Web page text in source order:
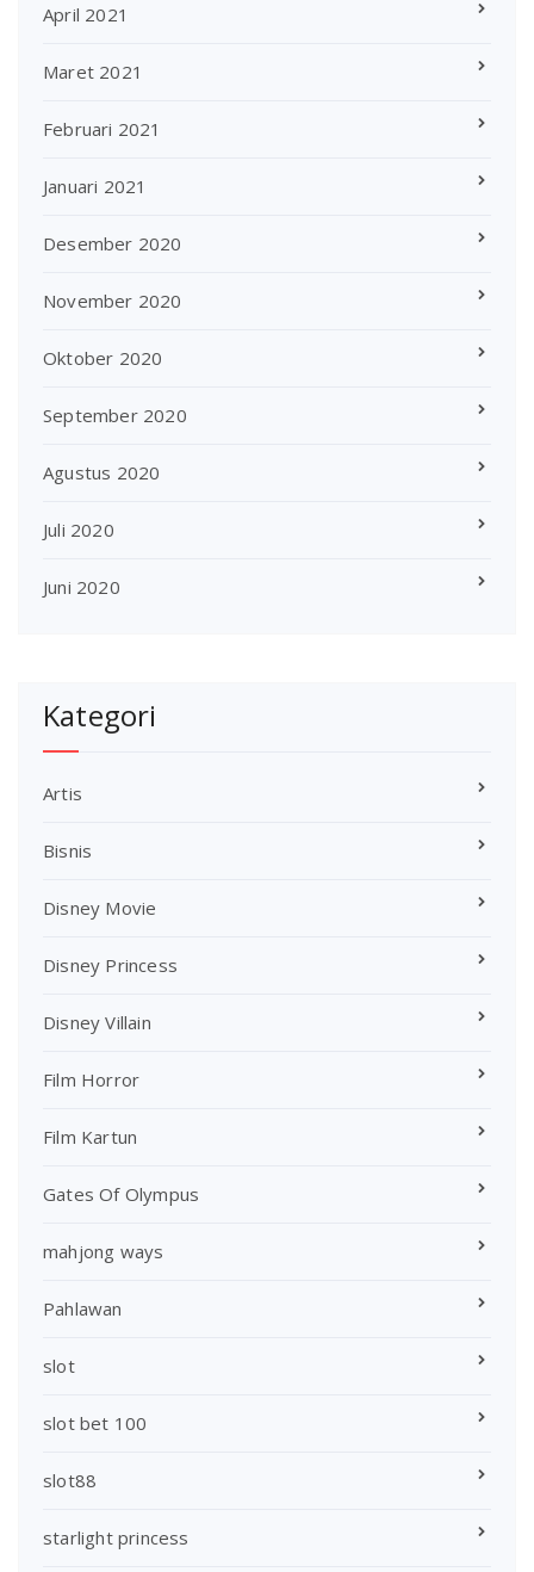
April 2021
Maret 2021
Februari 2021
Januari 2021
Desember 2020
November 2020
Oktober 2020
September 2020
Agustus 2020
Juli 2020
Juni 2020
Kategori
Artis
Bisnis
Disney Movie
Disney Princess
Disney Villain
Film Horror
Film Kartun
Gates Of Olympus
mahjong ways
Pahlawan
slot
slot bet 100
slot88
starlight princess